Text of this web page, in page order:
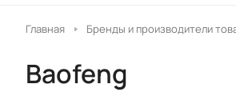
Главная Бренды и производители
Baofeng